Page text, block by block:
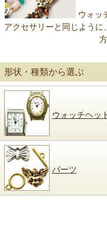
ウォッ
アクセサリーと同じように
形状・種類から選ぶ
ウォッチヘッ
パーツ